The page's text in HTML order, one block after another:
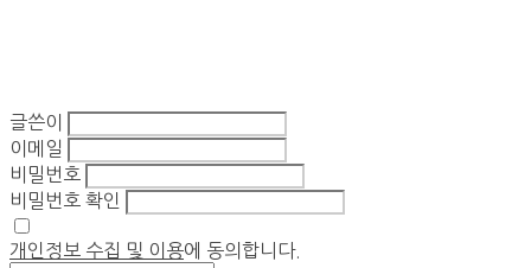
글쓴이
이메일
비밀번호
비밀번호 확인
개인정보 수집 및 이용에 동의합니다.